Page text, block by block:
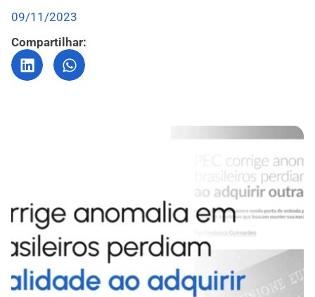
09/11/2023
Compartilhar: